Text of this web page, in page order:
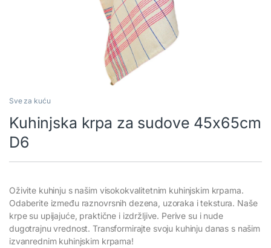
Sve za kuću
Kuhinjska krpa za sudove 45x65cm
D6
Oživite kuhinju s našim visokokvalitetnim kuhinjskim krpama.
Odaberite između raznovrsnih dezena, uzoraka i tekstura. Naše
krpe su upijajuće, praktične i izdržljive. Perive su i nude
dugotrajnu vrednost. Transformirajte svoju kuhinju danas s našim
izvanrednim kuhinjskim krpama!